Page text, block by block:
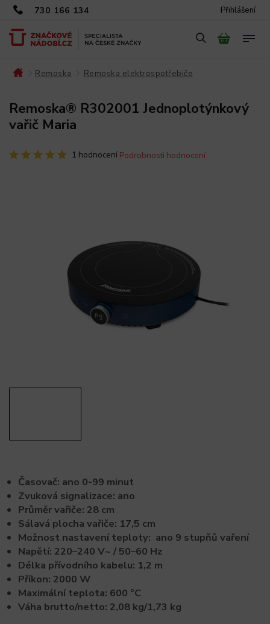
730 166 134 Přihlášení
Remoska Remoska elektrospotřebiče
Remoska® R302001 Jednoplotýnkový
vařič Maria
1 hodnocení Podrobnosti hodnocení
Časovač: ano 0-99 minut
Zvuková signalizace: ano
Průměr vařiče: 28 cm
Sálavá plocha vařiče: 17,5 cm
Možnost nastavení teploty: ano 9 stupňů vaření
Napětí: 220–240 V~ / 50–60 Hz
Délka přívodního kabelu: 1,2 m
Příkon: 2000 W
Maximální teplota: 600 °C
Váha brutto/netto: 2,08 kg/1,73 kg